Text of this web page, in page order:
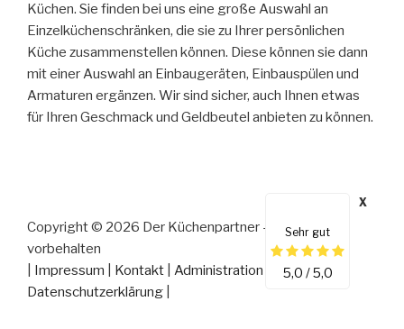
Küchen. Sie finden bei uns eine große Auswahl an
Einzelküchenschränken, die sie zu Ihrer persönlichen
Küche zusammenstellen können. Diese können sie dann
mit einer Auswahl an Einbaugeräten, Einbauspülen und
Armaturen ergänzen. Wir sind sicher, auch Ihnen etwas
für Ihren Geschmack und Geldbeutel anbieten zu können.
Copyright © 2026 Der Küchenpartner - Alle Rechte
vorbehalten
Impressum Kontakt Administration
Datenschutzerklärung
X
Sehr gut
5,0 / 5,0